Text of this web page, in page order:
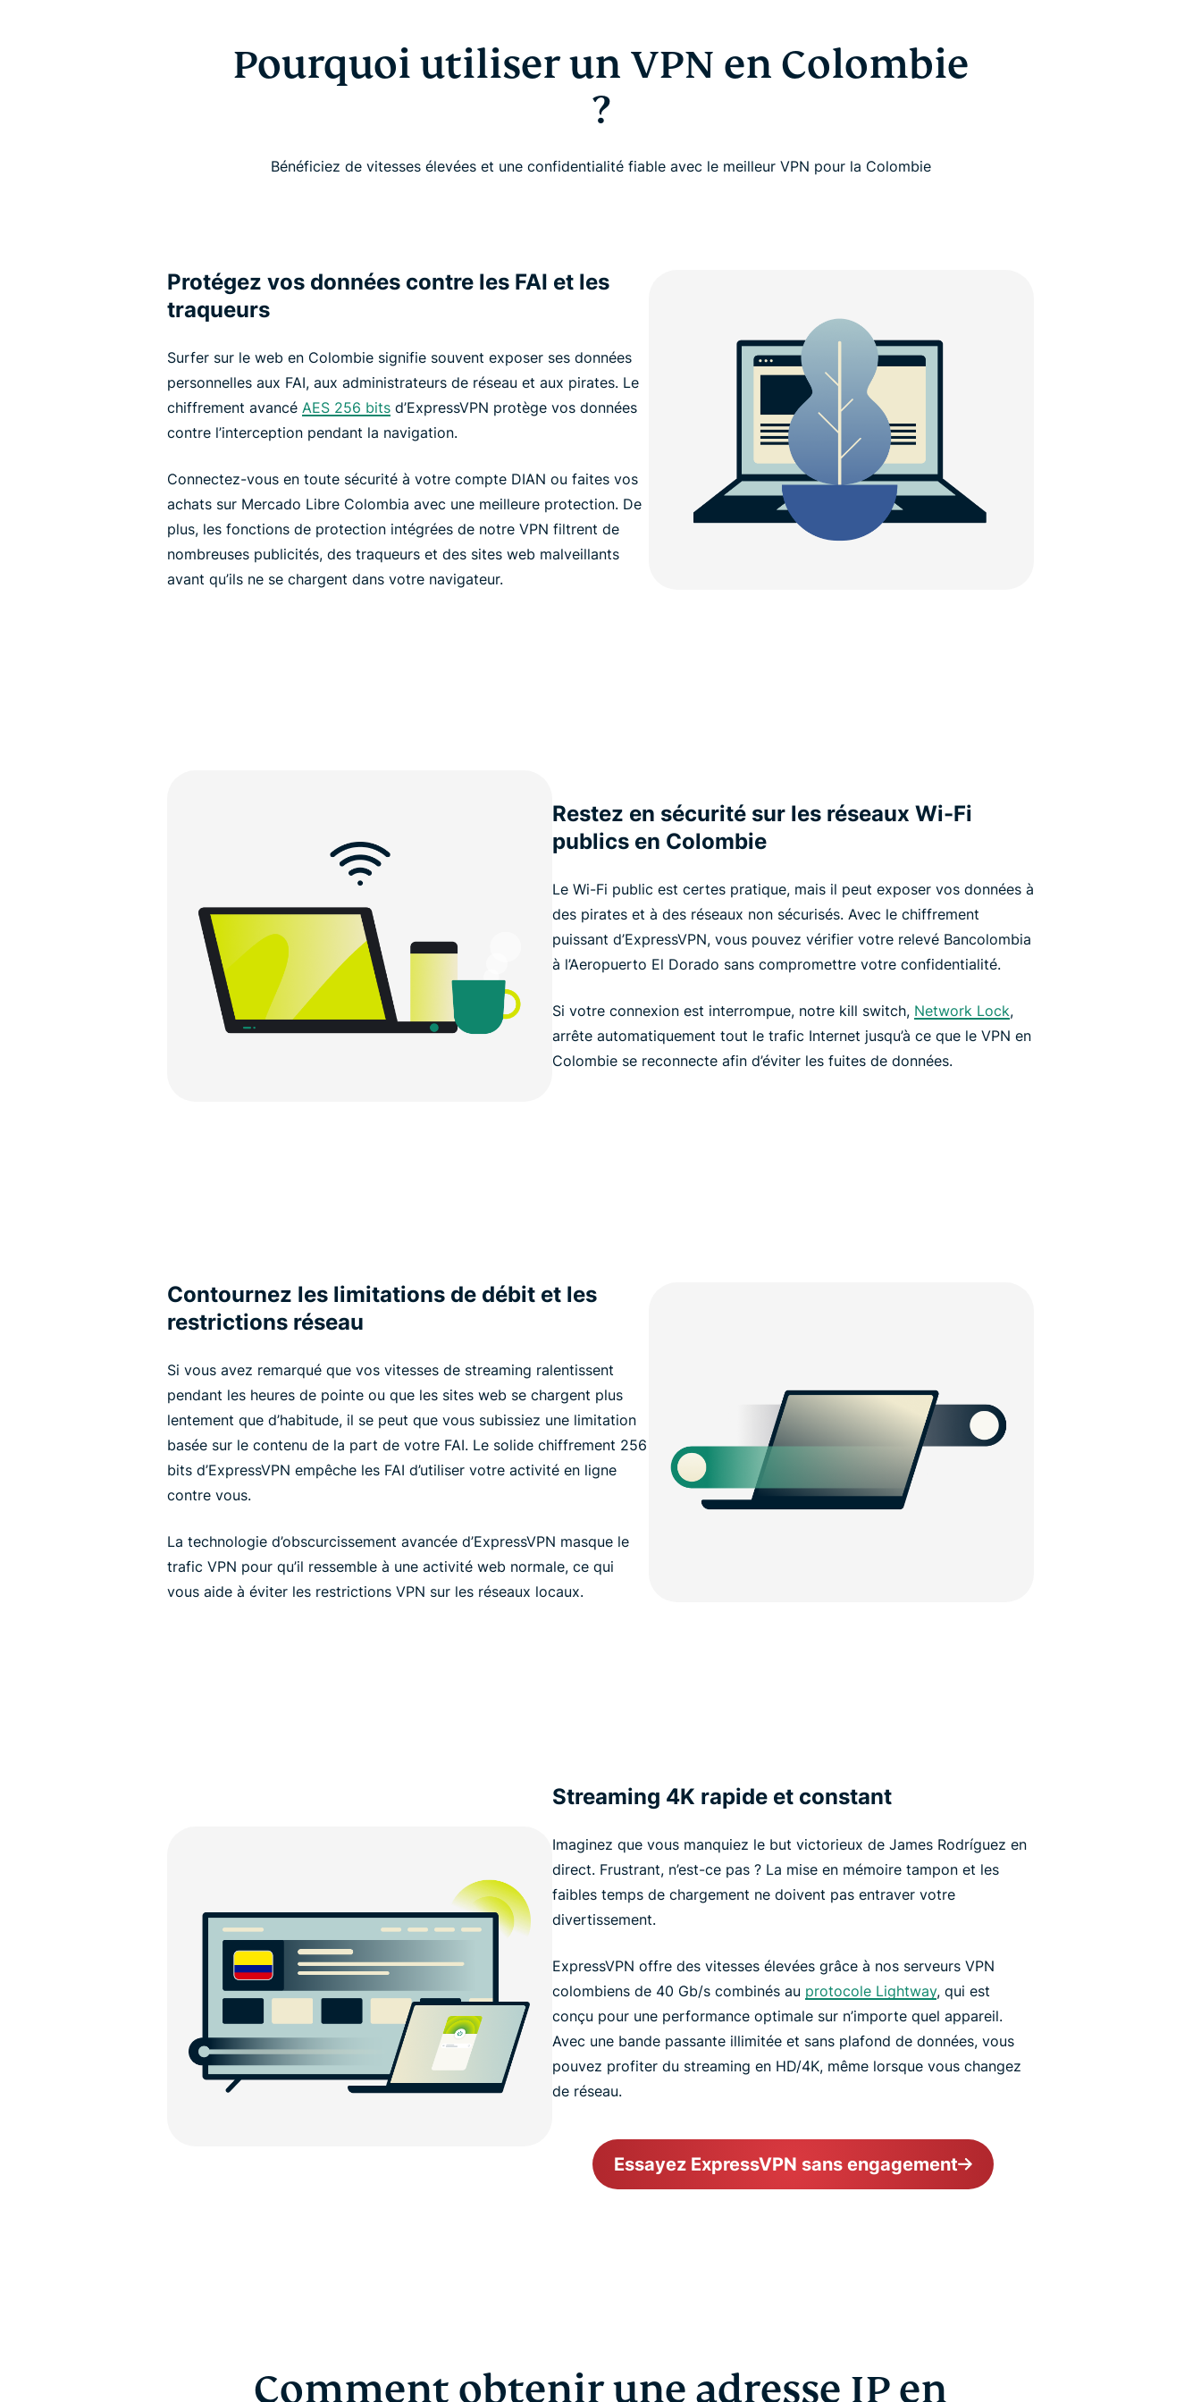
Pourquoi utiliser un VPN en Colombie
?
Bénéficiez de vitesses élevées et une confidentialité fiable avec le meilleur VPN pour la Colombie
Protégez vos données contre les FAI et les
traqueurs
Surfer sur le web en Colombie signifie souvent exposer ses données
personnelles aux FAI, aux administrateurs de réseau et aux pirates. Le
chiffrement avancé AES 256 bits d’ExpressVPN protège vos données
contre l’interception pendant la navigation.
Connectez-vous en toute sécurité à votre compte DIAN ou faites vos
achats sur Mercado Libre Colombia avec une meilleure protection. De
plus, les fonctions de protection intégrées de notre VPN filtrent de
nombreuses publicités, des traqueurs et des sites web malveillants
avant qu’ils ne se chargent dans votre navigateur.
Restez en sécurité sur les réseaux Wi-Fi
publics en Colombie
Le Wi-Fi public est certes pratique, mais il peut exposer vos données à
des pirates et à des réseaux non sécurisés. Avec le chiffrement
puissant d’ExpressVPN, vous pouvez vérifier votre relevé Bancolombia
à l’Aeropuerto El Dorado sans compromettre votre confidentialité.
Si votre connexion est interrompue, notre kill switch, Network Lock,
arrête automatiquement tout le trafic Internet jusqu’à ce que le VPN en
Colombie se reconnecte afin d’éviter les fuites de données.
Contournez les limitations de débit et les
restrictions réseau
Si vous avez remarqué que vos vitesses de streaming ralentissent
pendant les heures de pointe ou que les sites web se chargent plus
lentement que d’habitude, il se peut que vous subissiez une limitation
basée sur le contenu de la part de votre FAI. Le solide chiffrement 256
bits d’ExpressVPN empêche les FAI d’utiliser votre activité en ligne
contre vous.
La technologie d’obscurcissement avancée d’ExpressVPN masque le
trafic VPN pour qu’il ressemble à une activité web normale, ce qui
vous aide à éviter les restrictions VPN sur les réseaux locaux.
Streaming 4K rapide et constant
Imaginez que vous manquiez le but victorieux de James Rodríguez en
direct. Frustrant, n’est-ce pas ? La mise en mémoire tampon et les
faibles temps de chargement ne doivent pas entraver votre
divertissement.
ExpressVPN offre des vitesses élevées grâce à nos serveurs VPN
colombiens de 40 Gb/s combinés au protocole Lightway, qui est
conçu pour une performance optimale sur n’importe quel appareil.
Avec une bande passante illimitée et sans plafond de données, vous
pouvez profiter du streaming en HD/4K, même lorsque vous changez
de réseau.
Essayez ExpressVPN sans engagement
Comment obtenir une adresse IP en